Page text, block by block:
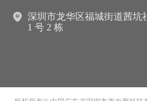
深圳市龙华区福城街道茜坑
1 号 2 栋